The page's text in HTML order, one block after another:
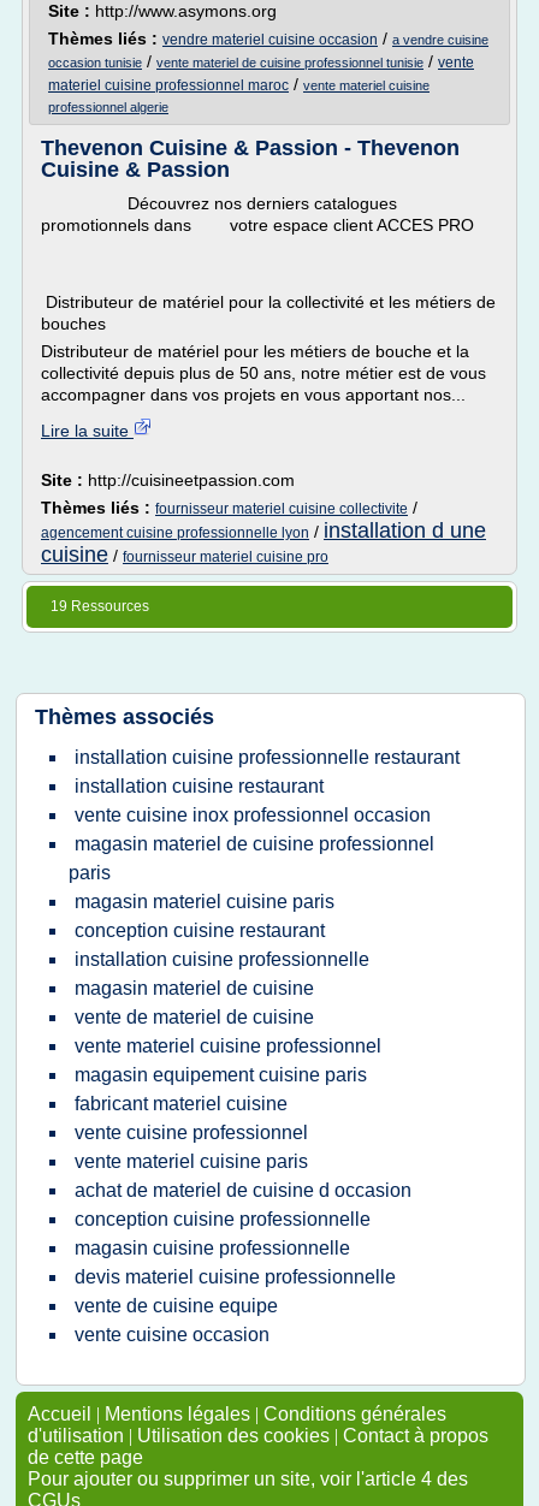
Site : http://www.asymons.org
Thèmes liés : vendre materiel cuisine occasion / a vendre cuisine
occasion tunisie / vente materiel de cuisine professionnel tunisie / vente
materiel cuisine professionnel maroc / vente materiel cuisine
professionnel algerie
Thevenon Cuisine & Passion - Thevenon
Cuisine & Passion
Découvrez nos derniers catalogues
promotionnels dans votre espace client ACCES PRO
Distributeur de matériel pour la collectivité et les métiers de
bouches
Distributeur de matériel pour les métiers de bouche et la
collectivité depuis plus de 50 ans, notre métier est de vous
accompagner dans vos projets en vous apportant nos...
Lire la suite
Site : http://cuisineetpassion.com
Thèmes liés : fournisseur materiel cuisine collectivite /
agencement cuisine professionnelle lyon / installation d une
cuisine / fournisseur materiel cuisine pro
19 Ressources
Thèmes associés
installation cuisine professionnelle restaurant
installation cuisine restaurant
vente cuisine inox professionnel occasion
magasin materiel de cuisine professionnel
paris
magasin materiel cuisine paris
conception cuisine restaurant
installation cuisine professionnelle
magasin materiel de cuisine
vente de materiel de cuisine
vente materiel cuisine professionnel
magasin equipement cuisine paris
fabricant materiel cuisine
vente cuisine professionnel
vente materiel cuisine paris
achat de materiel de cuisine d occasion
conception cuisine professionnelle
magasin cuisine professionnelle
devis materiel cuisine professionnelle
vente de cuisine equipe
vente cuisine occasion
Accueil | Mentions légales | Conditions générales
d'utilisation | Utilisation des cookies | Contact à propos
de cette page
Pour ajouter ou supprimer un site, voir l'article 4 des
CGUs